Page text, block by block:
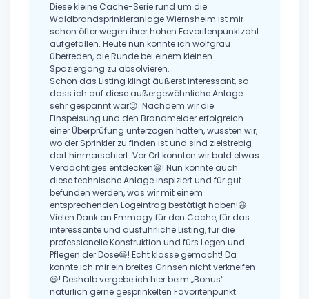
Diese kleine Cache-Serie rund um die
Waldbrandsprinkleranlage Wiernsheim ist mir
schon öfter wegen ihrer hohen Favoritenpunktzahl
aufgefallen. Heute nun konnte ich wolfgrau
überreden, die Runde bei einem kleinen
Spaziergang zu absolvieren.
Schon das Listing klingt äußerst interessant, so
dass ich auf diese außergewöhnliche Anlage
sehr gespannt war😉. Nachdem wir die
Einspeisung und den Brandmelder erfolgreich
einer Überprüfung unterzogen hatten, wussten wir,
wo der Sprinkler zu finden ist und sind zielstrebig
dort hinmarschiert. Vor Ort konnten wir bald etwas
Verdächtiges entdecken😃! Nun konnte auch
diese technische Anlage inspiziert und für gut
befunden werden, was wir mit einem
entsprechenden Logeintrag bestätigt haben!😃
Vielen Dank an Emmagy für den Cache, für das
interessante und ausführliche Listing, für die
professionelle Konstruktion und fürs Legen und
Pflegen der Dose😃! Echt klasse gemacht! Da
konnte ich mir ein breites Grinsen nicht verkneifen
😃! Deshalb vergebe ich hier beim „Bonus“
natürlich gerne gesprinkelten Favoritenpunkt.